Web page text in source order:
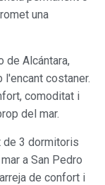
una
de Alcántara,
l'encant costaner.
comoditat i
del mar.
de 3 dormitoris
a San Pedro
de confort i
de tenir en
dificultats de
recollida
en el
de
els usuaris del
de
serveis i oferir
recomanats.